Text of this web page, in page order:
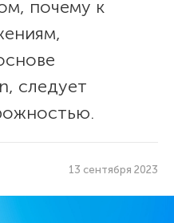
почему к
следует
13 сентября 2023